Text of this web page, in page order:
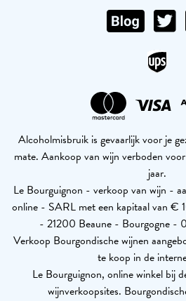
Alcoholmisbruik is gevaarlijk voor je
mate. Aankoop van wijn verboden
jaar.
Le Bourguignon - verkoop van wijn -
online - SARL met een kapitaal van
- 21200 Beaune - Bourgogne
Verkoop Bourgondische wijnen
te koop in de
Le Bourguignon, online winkel bij
wijnverkoopsites.